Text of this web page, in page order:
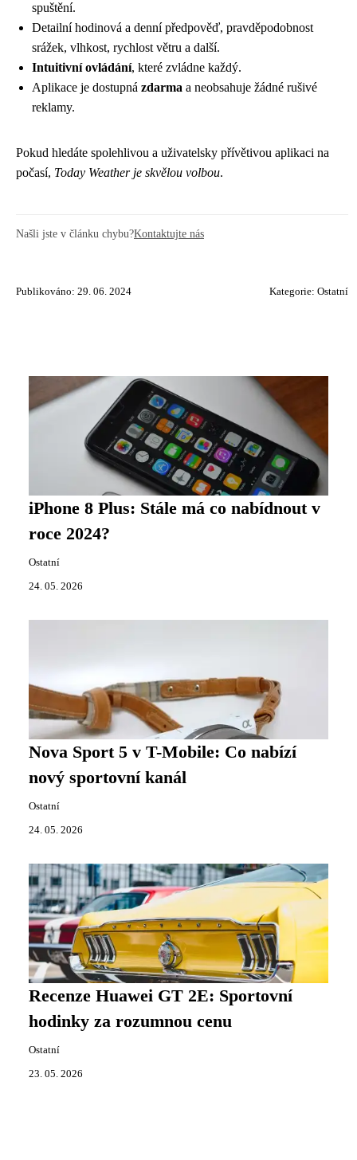
spuštění.
Detailní hodinová a denní předpověď, pravděpodobnost
srážek, vlhkost, rychlost větru a další.
Intuitivní ovládání, které zvládne každý.
Aplikace je dostupná zdarma a neobsahuje žádné rušivé
reklamy.
Pokud hledáte spolehlivou a uživatelsky přívětivou aplikaci na
počasí, Today Weather je skvělou volbou.
Našli jste v článku chybu?Kontaktujte nás
Publikováno: 29. 06. 2024 Kategorie: Ostatní
iPhone 8 Plus: Stále má co nabídnout v
roce 2024?
Ostatní
24. 05. 2026
Nova Sport 5 v T-Mobile: Co nabízí
nový sportovní kanál
Ostatní
24. 05. 2026
Recenze Huawei GT 2E: Sportovní
hodinky za rozumnou cenu
Ostatní
23. 05. 2026